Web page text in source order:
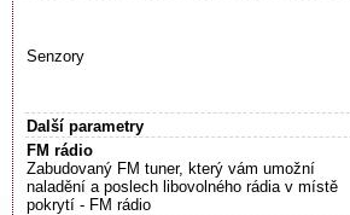
Senzory
Další parametry
FM rádio
Zabudovaný FM tuner, který vám umožní
naladění a poslech libovolného rádia v místě
pokrytí - FM rádio